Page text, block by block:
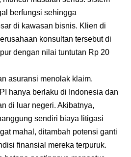
berfungsi sehingga
di kawasan bisnis. Klien di
konsultan tersebut di
dengan nilai tuntutan Rp 20
asuransi menolak klaim.
hanya berlaku di Indonesia dan
di luar negeri. Akibatnya,
sendiri biaya litigasi
mahal, ditambah potensi ganti
finansial mereka terpuruk.